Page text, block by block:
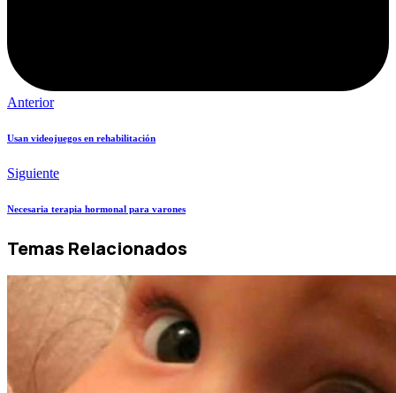
Anterior
Usan videojuegos en rehabilitación
Siguiente
Necesaria terapia hormonal para varones
Temas Relacionados